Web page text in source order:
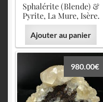
Sphalérite (Blende) &
Pyrite, La Mure, Isère.
Ajouter au panier
980.00€